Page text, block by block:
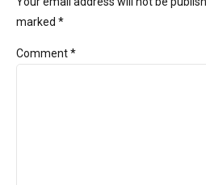
marked *
Comment*